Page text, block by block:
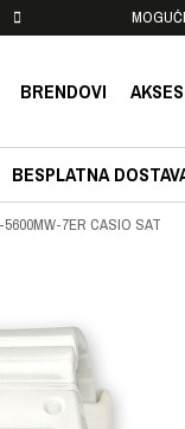
BRENDOVI
BESPLATNA
5600MW-7ER CASIO SAT